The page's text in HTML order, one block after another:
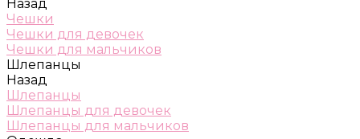
Назад
Чешки
Чешки для девочек
Чешки для мальчиков
Шлепанцы
Назад
Шлепанцы
Шлепанцы для девочек
Шлепанцы для мальчиков